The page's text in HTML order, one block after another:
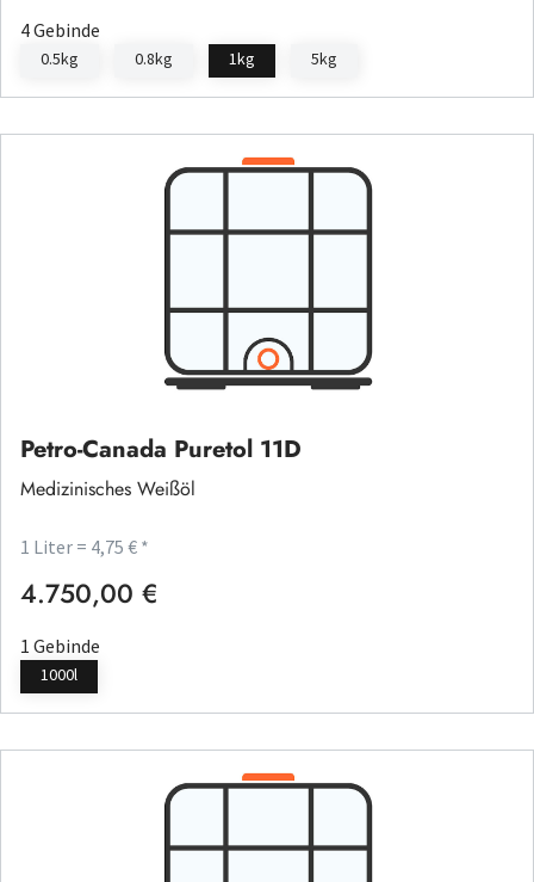
4 Gebinde
0.5kg 0.8kg 1kg 5kg
Petro-Canada Puretol 11D
Medizinisches Weißöl
1 Liter = 4,75 € *
Regulärer Preis:
4.750,00 €
1 Gebinde
1000l